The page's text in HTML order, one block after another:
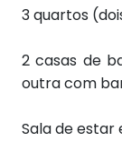
3 quartos
2 casas de
outra com
Sala de estar